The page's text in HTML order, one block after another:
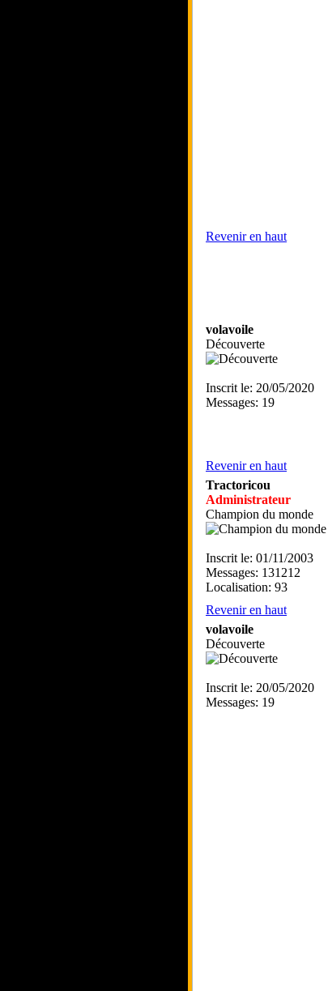
Revenir en haut
volavoile
Découverte
Inscrit le: 20/05/2020
Messages: 19
Revenir en haut
Tractoricou
Administrateur
Champion du monde
Inscrit le: 01/11/2003
Messages: 131212
Localisation: 93
Revenir en haut
volavoile
Découverte
Inscrit le: 20/05/2020
Messages: 19